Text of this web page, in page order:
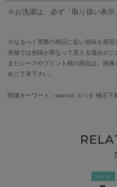
※お洗濯は、必ず「取り扱い表示
※なるべく実際の商品に近い色味を再現
実物では色味が異なって見える場合がご
またレースやプリント柄の商品は、画
めご了承下さい。
関連キーワード：wacoal スハダ 補正下
NEW